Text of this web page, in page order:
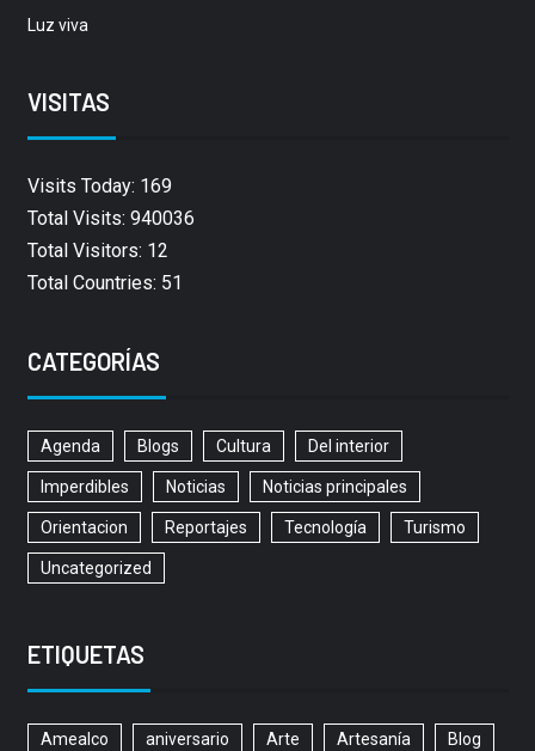
Luz viva
VISITAS
Visits Today: 169
Total Visits: 940036
Total Visitors: 12
Total Countries: 51
CATEGORÍAS
Agenda Blogs Cultura Del interior
Imperdibles Noticias Noticias principales
Orientacion Reportajes Tecnología Turismo
Uncategorized
ETIQUETAS
Amealco aniversario Arte Artesanía Blog